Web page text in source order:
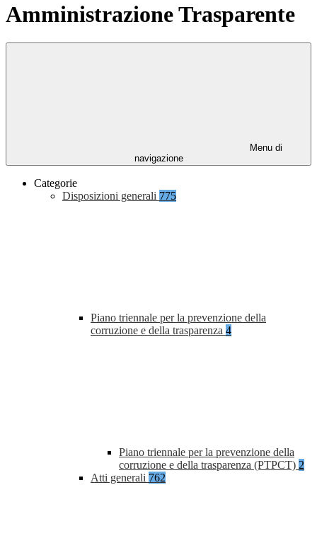
Amministrazione Trasparente
Menu di
navigazione
Categorie
Disposizioni generali 775
Piano triennale per la prevenzione della
corruzione e della trasparenza 4
Piano triennale per la prevenzione della
corruzione e della trasparenza (PTPCT) 2
Atti generali 762